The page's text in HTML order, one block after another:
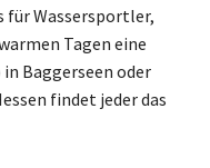
für Wassersportler,
Tagen eine
Baggerseen oder
findet jeder das